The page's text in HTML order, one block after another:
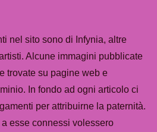
nel sito sono di Infynia, altre
Alcune immagini pubblicate
trovate su pagine web e
In fondo ad ogni articolo ci
per attribuirne la paternità.
esse connessi volessero